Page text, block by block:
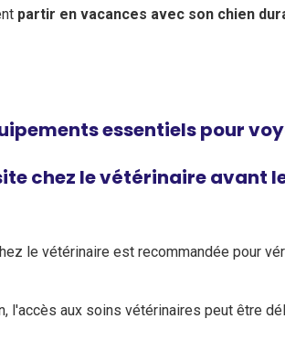
partir en vacances avec son chien
essentiels pour
chez le vétérinaire avant
le vétérinaire est recommandée pour
l'accès aux soins vétérinaires peut être